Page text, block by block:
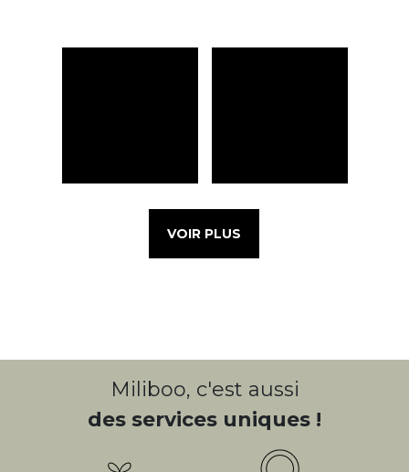
VOIR PLUS
Miliboo, c'est aussi
des services uniques !